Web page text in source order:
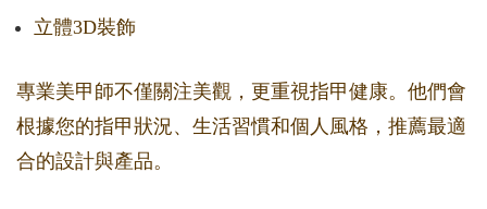
立體3D裝飾
專業美甲師不僅關注美觀，更重視指甲健康。他們會
根據您的指甲狀況、生活習慣和個人風格，推薦最適
合的設計與產品。